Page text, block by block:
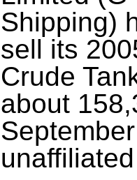
Shipping)
sell its
Crude
about